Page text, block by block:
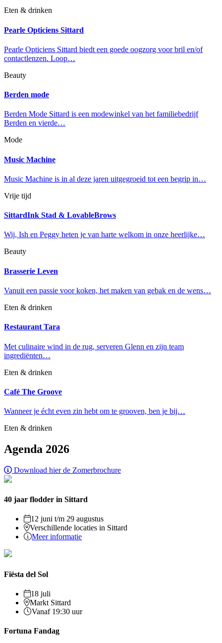
Eten & drinken
Pearle Opticiens Sittard
Pearle Opticiens Sittard biedt een goede oogzorg voor bril en/of
contactlenzen. Loop…
Beauty
Berden mode
Berden Mode Sittard is een modewinkel van het familiebedrijf
Berden en vierde…
Mode
Music Machine
Music Machine is in al deze jaren uitgegroeid tot een begrip in…
Vrije tijd
SittardInk Stad & LovableBrows
Wij, Ish en Peggy heten je van harte welkom in onze heerlijke…
Beauty
Brasserie Leven
Vanuit een passie voor koken, het maken van gebak en de wens…
Eten & drinken
Restaurant Tara
Met culinaire wind in de rug, serveren Glenn en zijn team
ingrediënten…
Eten & drinken
Café The Groove
Wanneer je écht even zin hebt om te grooven, ben je bij…
Eten & drinken
Agenda 2026
Download hier de Zomerbrochure
40 jaar flodder in Sittard
12 juni t/m 29 augustus
Verschillende locaties in Sittard
Meer informatie
Fiësta del Sol
18 juli
Markt Sittard
Vanaf 19:30 uur
Fortuna Fandag